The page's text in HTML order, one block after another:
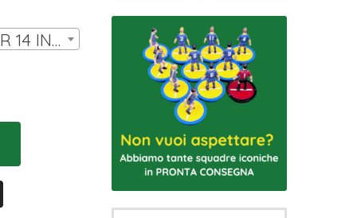
SET DI COVER LW PER 14 INNER | € 7,00